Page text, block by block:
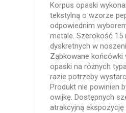
Korpus opaski
tekstylną o wzorze
odpowiednim
metale. Szerokość 15
dyskretnych w
Ząbkowane końcówki
opaski na różnych
razie potrzeby
Produkt nie powinien
owijkę. Dostępnych
atrakcyjną